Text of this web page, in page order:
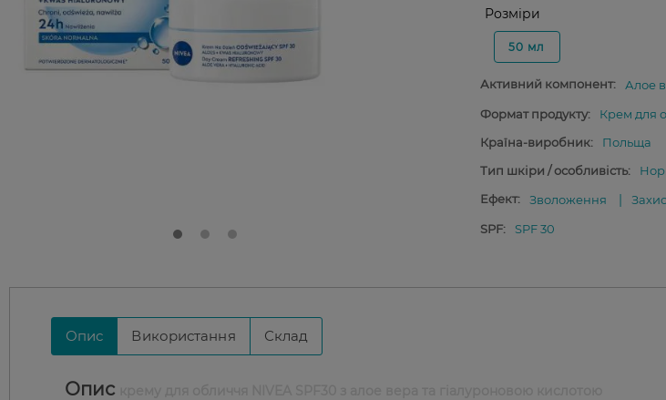
Розміри
50 мл
Активний компонент: Алое
Формат продукту:
Крем для
Країна-виробник:
Польща
Тип шкіри / особливість:
Ефект:
Зволоження
SPF: SPF 30
Опис Використання Склад
Опис